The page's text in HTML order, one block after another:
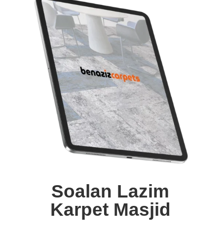
Soalan Lazim
Karpet Masjid